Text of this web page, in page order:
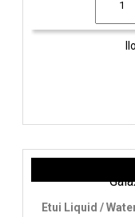
Etui Liquid /